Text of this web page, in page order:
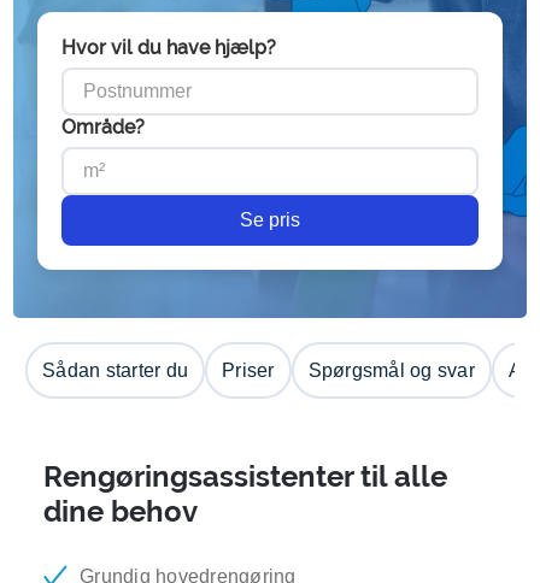
Hvor vil du have hjælp?
Område?
Se pris
Sådan starter du Priser Spørgsmål og svar
Rengøringsassistenter til alle
dine behov
Grundig hovedrengøring